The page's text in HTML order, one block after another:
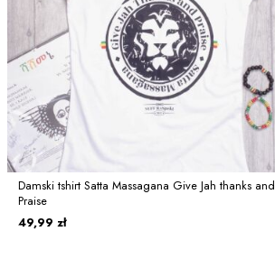
Damski tshirt Satta Massagana Give Jah thanks and
Praise
49,99 zł